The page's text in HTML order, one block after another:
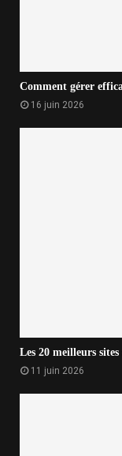
Comment gérer
16 juin 2026
Les 20 meilleurs
11 juin 2026